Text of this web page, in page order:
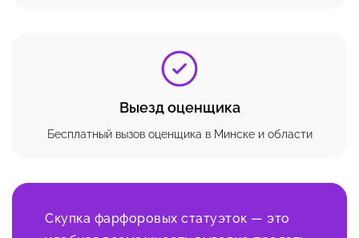
Выезд оценщика
Бесплатный вызов оценщика в Минске и области
Скупка фарфоровых статуэток — это